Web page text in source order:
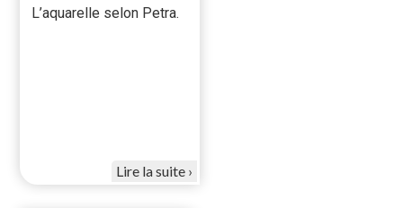
L’aquarelle selon Petra.
Lire la suite